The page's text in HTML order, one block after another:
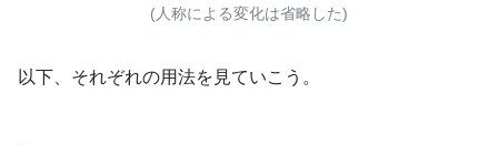
(人称による変化は省略した)
以下、それぞれの用法を見ていこう。